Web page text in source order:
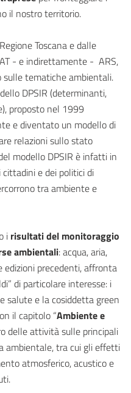
il nostro territorio.
Toscana e dalle
- e indirettamente - ARS,
sulle tematiche ambientali.
DPSIR (determinanti,
proposto nel 1999
e diventato un modello di
relazioni sullo stato
modello DPSIR è infatti in
e dei politici di
tra ambiente e
i risultati del monitoraggio
ambientali: acqua, aria,
edizioni precedenti, affronta
di particolare interesse: i
salute e la cosiddetta green
il capitolo “Ambiente e
delle attività sulle principali
ambientale, tra cui gli effetti
atmosferico, acustico e